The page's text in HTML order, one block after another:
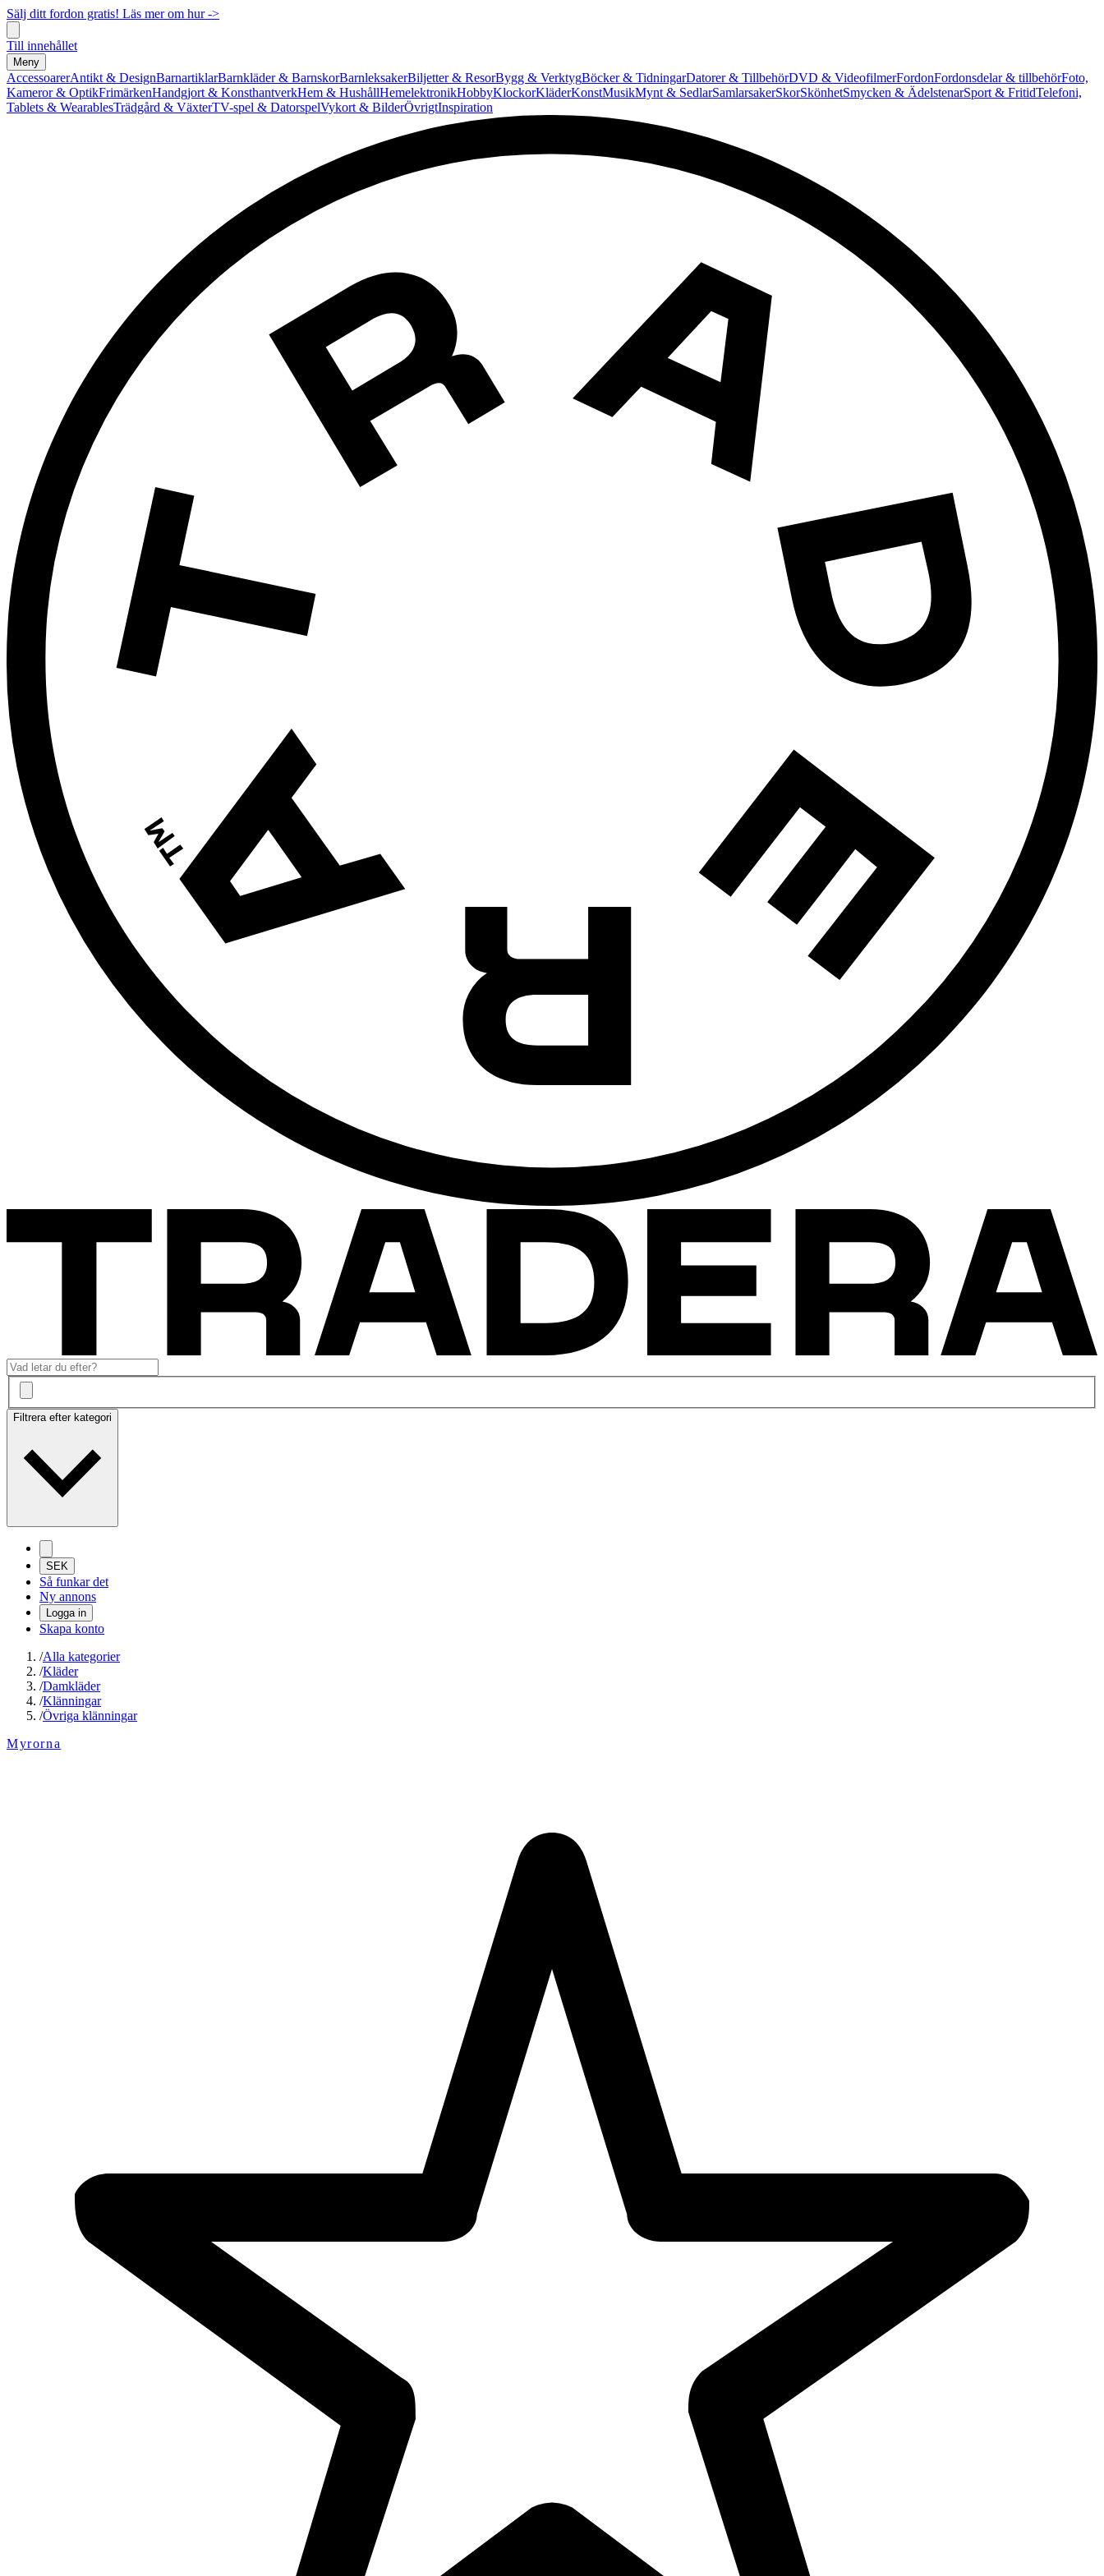
Sälj ditt fordon gratis! Läs mer om hur ->
Till innehållet
Meny
AccessoarerAntikt & DesignBarnartiklarBarnkläder & BarnskorBarnleksakerBiljetter & ResorBygg & VerktygBöcker & TidningarDatorer & TillbehörDVD & VideofilmerFordonFordonsdelar & tillbehörFoto,
Kameror & OptikFrimärkenHandgjort & KonsthantverkHem & HushållHemelektronikHobbyKlockorKläderKonstMusikMynt & SedlarSamlarsakerSkorSkönhetSmycken & ÄdelstenarSport & FritidTelefoni,
Tablets & WearablesTrädgård & VäxterTV-spel & DatorspelVykort & BilderÖvrigtInspiration
Filtrera efter kategori
SEK
Så funkar det
Ny annons
Logga in
Skapa konto
/Alla kategorier
/Kläder
/Damkläder
/Klänningar
/Övriga klänningar
Myrorna